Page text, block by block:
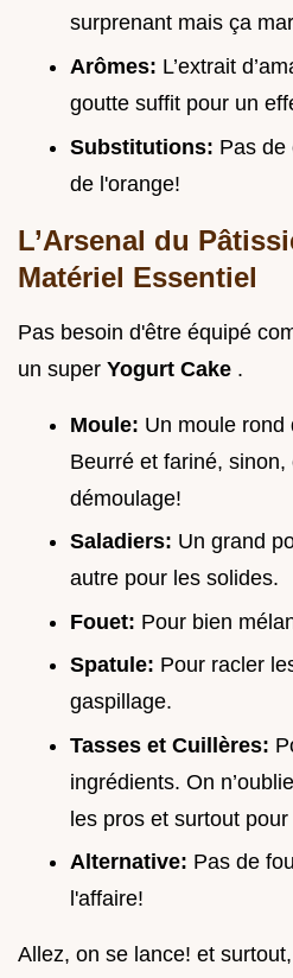
surprenant mais ça
Arômes: L’extrait
goutte suffit pour un
Substitutions: Pas de
de l'orange!
L’Arsenal du
Matériel Essentiel
Pas besoin d'être équipé
un super Yogurt Cake .
Moule: Un moule rond
Beurré et fariné, sinon,
démoulage!
Saladiers: Un grand
autre pour les solides.
Fouet: Pour bien
Spatule: Pour racler
gaspillage.
Tasses et Cuillères:
ingrédients. On
les pros et surtout pour
Alternative: Pas de
l'affaire!
Allez, on se lance! et